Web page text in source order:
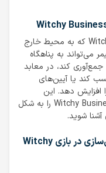
بخش جذاب دیگری از بازی Witchy Business که به محیط خارج
می‌تواند به پناهگاه
کند، در معابد
کند یا آیین‌های
افزایش دهد. این
کاوش‌ها به شما امکان می‌دهد دنیای Witchy Business را به شکل
آشنا شوید.
همراهان جادویی و گزینه‌های شخصی‌سازی در بازی Witchy